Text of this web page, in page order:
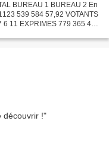
BUREAU 1 BUREAU 2 En
539 584 57,92 VOTANTS
11 EXPRIMES 779 365 414